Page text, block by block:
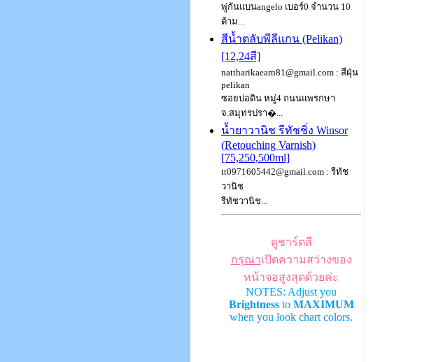
พู่กันแบนangelo เบอร์0 จำนวน 10
ด้าม...
สีน้ำตลับพีลีแกน (Pelikan)
[12,24สี]
nattharikaearn81@gmail.com : สีฝุ่น
pelikan
ซอยบ่อดิน หมู่4 ถนนแพรกษา
จ.สมุทรปรา�...
น้ำยาวานิช รีทัชชิ่ง Winsor
(Retouching Varnish)
[75,250,500ml]
tt0971605442@gmail.com : รีทัช
วานิช
รีทัชวานิช...
ดูชาร์ตสี
กรุณาเปิดความสว่างของ
หน้าจอสูงสุดด้วยค่ะ
NOTES: Adjust you
Brightnessto MAXIMUM
when you look chart colors.